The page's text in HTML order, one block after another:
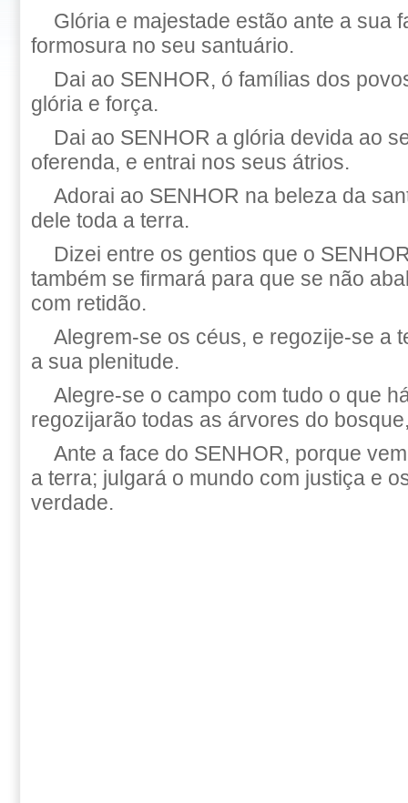
Glória e majestade estão ante a sua
formosura no seu santuário.
Dai ao SENHOR, ó famílias dos
glória e força.
Dai ao SENHOR a glória devida ao
oferenda, e entrai nos seus átrios.
Adorai ao SENHOR na beleza da
dele toda a terra.
Dizei entre os gentios que o
também se firmará para que se não
com retidão.
Alegrem-se os céus, e regozije-se a
a sua plenitude.
Alegre-se o campo com tudo o que
regozijarão todas as árvores do
Ante a face do SENHOR, porque
a terra; julgará o mundo com justiça e
verdade.